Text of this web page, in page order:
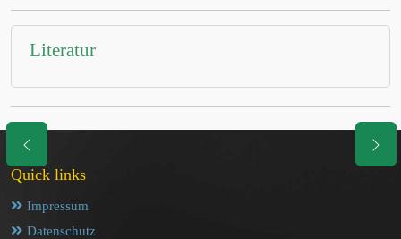
Literatur
Quick links
Impressum
Datenschutz